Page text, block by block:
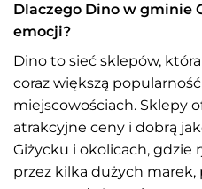
Dlaczego Dino w gminie
emocji?
Dino to sieć sklepów,
coraz większą
miejscowościach. Sklepy
atrakcyjne ceny i dobrą
Giżycku i okolicach,
przez kilka dużych